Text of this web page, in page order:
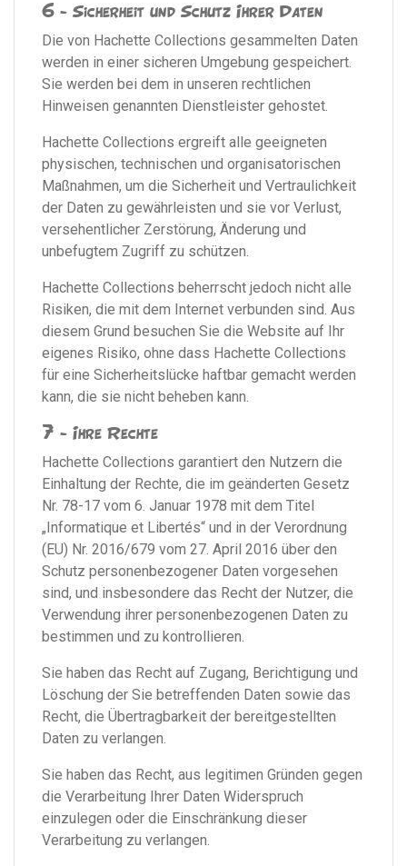
6 - Sicherheit und Schutz Ihrer Daten
Die von Hachette Collections gesammelten Daten
werden in einer sicheren Umgebung gespeichert.
Sie werden bei dem in unseren rechtlichen
Hinweisen genannten Dienstleister gehostet.
Hachette Collections ergreift alle geeigneten
physischen, technischen und organisatorischen
Maßnahmen, um die Sicherheit und Vertraulichkeit
der Daten zu gewährleisten und sie vor Verlust,
versehentlicher Zerstörung, Änderung und
unbefugtem Zugriff zu schützen.
Hachette Collections beherrscht jedoch nicht alle
Risiken, die mit dem Internet verbunden sind. Aus
diesem Grund besuchen Sie die Website auf Ihr
eigenes Risiko, ohne dass Hachette Collections
für eine Sicherheitslücke haftbar gemacht werden
kann, die sie nicht beheben kann.
7 - Ihre Rechte
Hachette Collections garantiert den Nutzern die
Einhaltung der Rechte, die im geänderten Gesetz
Nr. 78-17 vom 6. Januar 1978 mit dem Titel
„Informatique et Libertés“ und in der Verordnung
(EU) Nr. 2016/679 vom 27. April 2016 über den
Schutz personenbezogener Daten vorgesehen
sind, und insbesondere das Recht der Nutzer, die
Verwendung ihrer personenbezogenen Daten zu
bestimmen und zu kontrollieren.
Sie haben das Recht auf Zugang, Berichtigung und
Löschung der Sie betreffenden Daten sowie das
Recht, die Übertragbarkeit der bereitgestellten
Daten zu verlangen.
Sie haben das Recht, aus legitimen Gründen gegen
die Verarbeitung Ihrer Daten Widerspruch
einzulegen oder die Einschränkung dieser
Verarbeitung zu verlangen.